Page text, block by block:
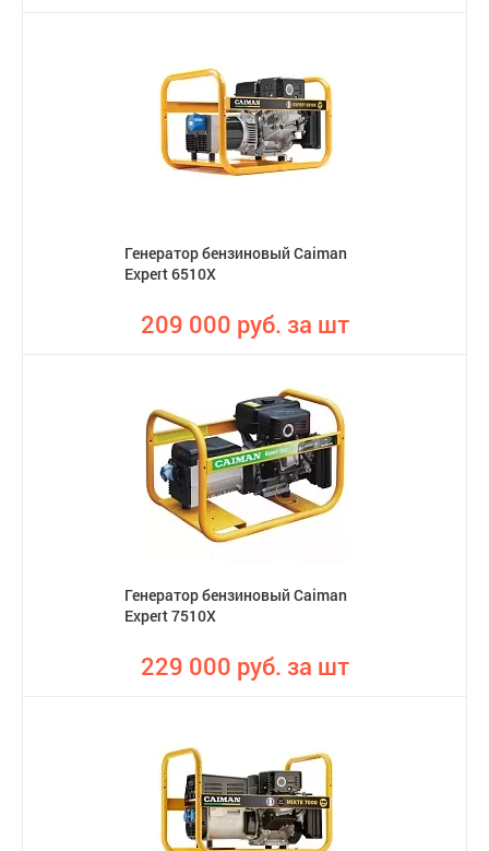
Генератор бензиновый Caiman
Expert 6510X
209 000 руб. за шт
Генератор бензиновый Caiman
Expert 7510X
229 000 руб. за шт